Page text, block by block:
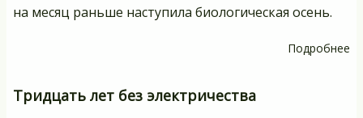
на месяц раньше наступила биологическая осень.
Подробнее
Тридцать лет без электричества